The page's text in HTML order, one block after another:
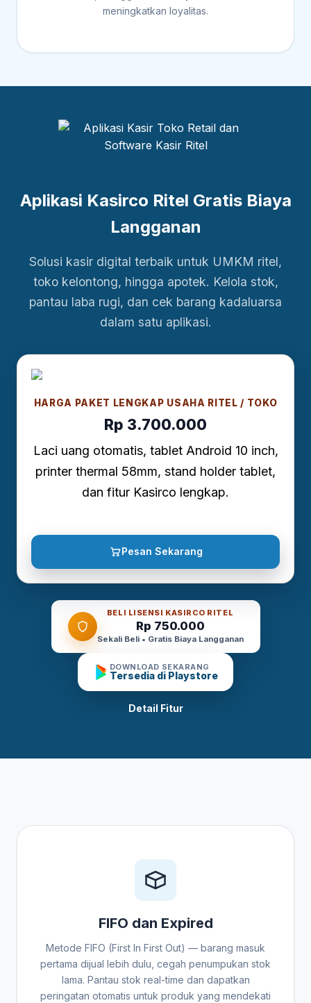
meningkatkan loyalitas.
Aplikasi Kasirco Ritel Gratis Biaya
Langganan
Solusi kasir digital terbaik untuk UMKM ritel,
toko kelontong, hingga apotek. Kelola stok,
pantau laba rugi, dan cek barang kadaluarsa
dalam satu aplikasi.
HARGA PAKET LENGKAP USAHA RITEL / TOKO
Rp 3.700.000
Laci uang otomatis, tablet Android 10 inch,
printer thermal 58mm, stand holder tablet,
dan fitur Kasirco lengkap.
Pesan Sekarang
BELI LISENSI KASIRCO RITEL
Rp 750.000
Sekali Beli • Gratis Biaya Langganan
DOWNLOAD SEKARANG
Tersedia di Playstore
Detail Fitur
FIFO dan Expired
Metode FIFO (First In First Out) — barang masuk
pertama dijual lebih dulu, cegah penumpukan stok
lama. Pantau stok real-time dan dapatkan
peringatan otomatis untuk produk yang mendekati